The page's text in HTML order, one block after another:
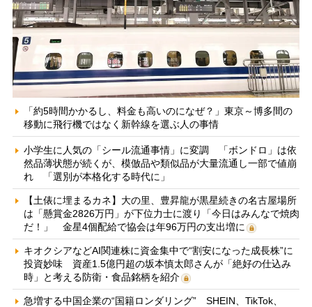
「約5時間かかるし、料金も高いのになぜ？」東京～博多間の
移動に飛行機ではなく新幹線を選ぶ人の事情
小学生に人気の「シール流通事情」に変調 「ボンドロ」は依
然品薄状態が続くが、模倣品や類似品が大量流通し一部で値崩
れ 「選別が本格化する時代に」
【土俵に埋まるカネ】大の里、豊昇龍が黒星続きの名古屋場所
は「懸賞金2826万円」が下位力士に渡り「今日はみんなで焼肉
だ！」 金星4個配給で協会は年96万円の支出増に
キオクシアなどAI関連株に資金集中で“割安になった成長株”に
投資妙味 資産1.5億円超の坂本慎太郎さんが「絶好の仕込み
時」と考える防衛・食品銘柄を紹介
急増する中国企業の“国籍ロンダリング” SHEIN、TikTok、